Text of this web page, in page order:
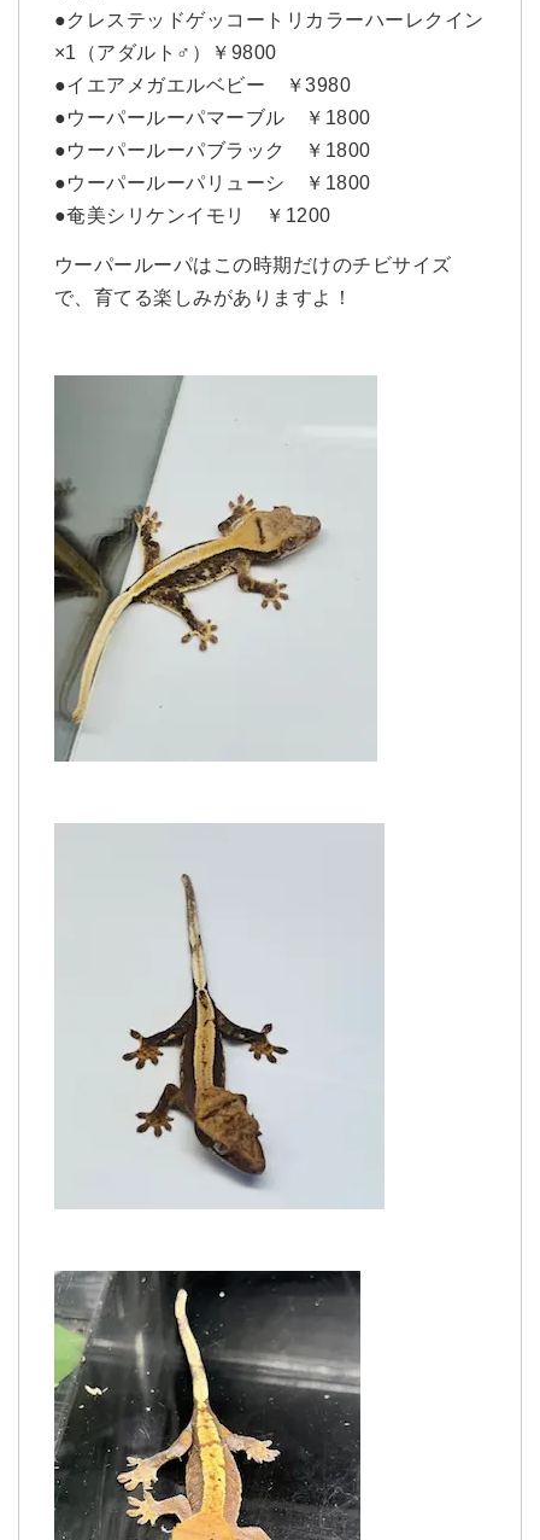
●クレステッドゲッコートリカラーハーレクイン
×1（アダルト♂）￥9800
●イエアメガエルベビー ￥3980
●ウーパールーパマーブル ￥1800
●ウーパールーパブラック ￥1800
●ウーパールーパリューシ ￥1800
●奄美シリケンイモリ ￥1200
ウーパールーパはこの時期だけのチビサイズ
で、育てる楽しみがありますよ！